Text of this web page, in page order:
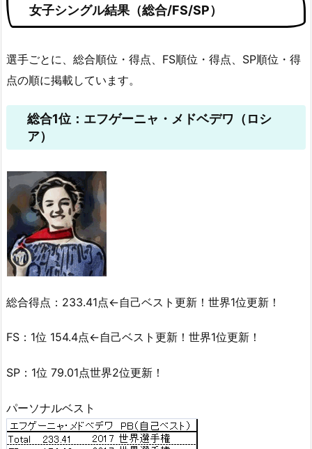
女子シングル結果（総合/FS/SP）
選手ごとに、総合順位・得点、FS順位・得点、SP順位・得
点の順に掲載しています。
総合1位：エフゲーニャ・メドベデワ（ロシ
ア）
総合得点：233.41点←自己ベスト更新！世界1位更新！
FS：1位 154.4点←自己ベスト更新！世界1位更新！
SP：1位 79.01点世界2位更新！
パーソナルベスト